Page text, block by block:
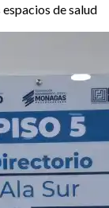
de salud